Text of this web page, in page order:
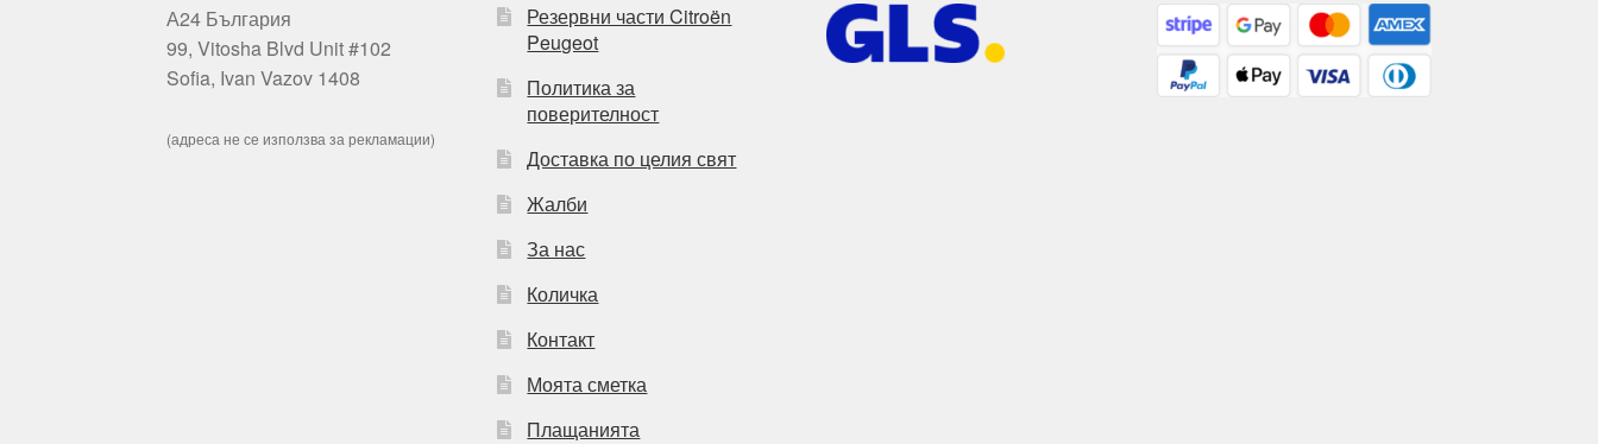
А24 България
99, Vitosha Blvd Unit #102
Sofia, Ivan Vazov 1408
(адреса не се използва за рекламации)
Резервни части Citroën
Peugeot
Политика за
поверителност
Доставка по целия свят
Жалби
За нас
Количка
Контакт
Моята сметка
Плащанията